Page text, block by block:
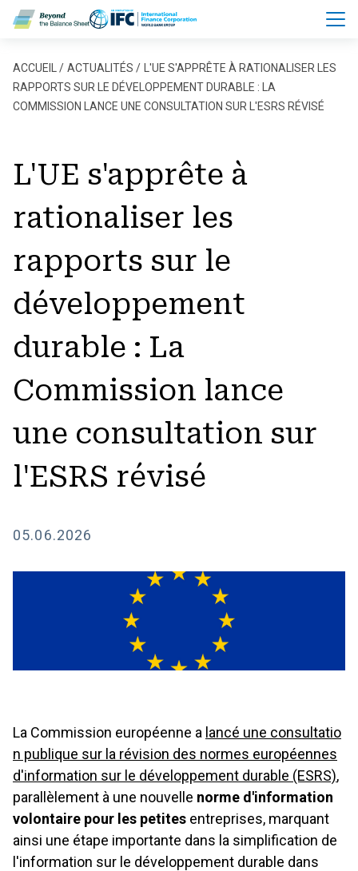
Aller au contenu principal
Fil d'Ariane
ACCUEIL ACTUALITÉS
L'UE S'APPRÊTE À RATIONALISER LES
RAPPORTS SUR LE DÉVELOPPEMENT DURABLE : LA
COMMISSION LANCE UNE CONSULTATION SUR L'ESRS RÉVISÉ
L'UE s'apprête à
rationaliser les
rapports sur le
développement
durable : La
Commission lance
une consultation sur
l'ESRS révisé
05.06.2026
La Commission européenne a lancé une consultatio
n publique sur la révision des normes européennes
d'information sur le développement durable (ESRS),
parallèlement à une nouvelle norme d'information
volontaire pour les petites entreprises, marquant
ainsi une étape importante dans la simplification de
l'information sur le développement durable dans